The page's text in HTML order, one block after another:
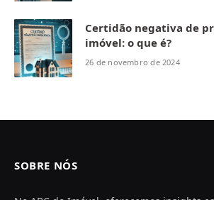
Certidão negativa de
imóvel: o que é?
26 de novembro de 2024
SOBRE NÓS